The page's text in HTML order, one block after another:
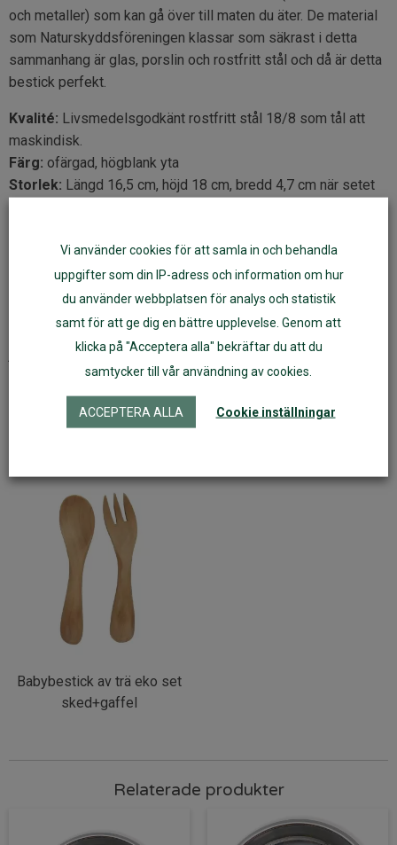
och metaller) som kan gå över till maten du äter. De material
som Naturskyddsföreningen klassar som säkrast i detta
sammanhang är glas, porslin och rostfritt stål och då är detta
bestick perfekt.
Kvalité: Livsmedelsgodkänt rostfritt stål 18/8 som tål att
maskindisk.
Färg: ofärgad, högblank yta
Storlek: Längd 16,5 cm, höjd 18 cm, bredd 4,7 cm när setet
Tillverkning:av spanska Léuké i Kina
Rostfritt stål kan återvinnas till 100% och om och om igen.
Genom att återvinna rostfritt stål sparar man både miljö och
energi. När rostfritt stål återvinns sparas 75% av energin
jämfört med att framställa nytt. Sortera som metallskrot.
72123
Babybestick av trä eko set
sked+gaffel
Relaterade produkter
Vi använder cookies för att samla in och behandla
uppgifter som din IP-adress och information om hur
du använder webbplatsen för analys och statistik
samt för att ge dig en bättre upplevelse. Genom att
klicka på "Acceptera alla" bekräftar du att du
samtycker till vår användning av cookies.
ACCEPTERA ALLA Cookie inställningar